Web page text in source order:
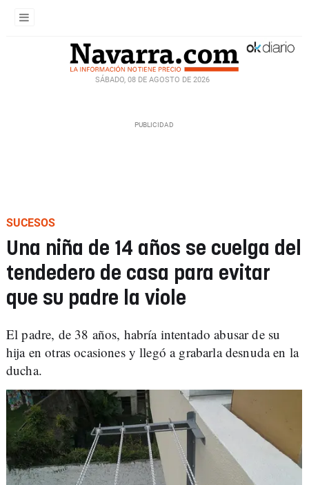
SÁBADO, 08 DE AGOSTO DE 2026
SUCESOS
Una niña de 14 años se cuelga del
tendedero de casa para evitar
que su padre la viole
El padre, de 38 años, habría intentado abusar de su
hija en otras ocasiones y llegó a grabarla desnuda en la
ducha.